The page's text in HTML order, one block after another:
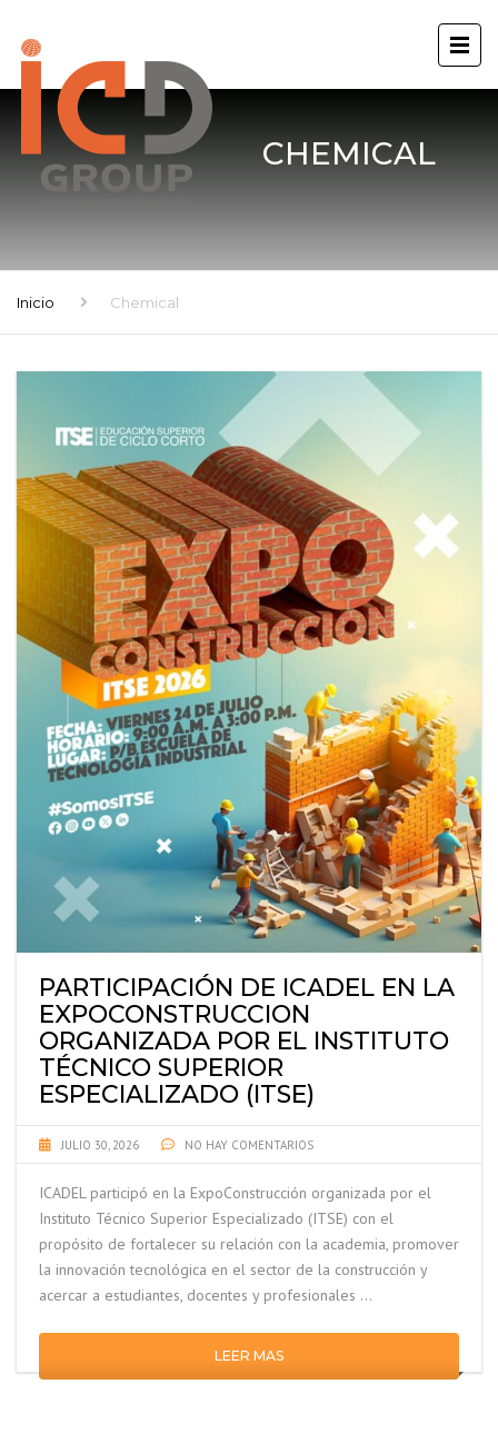
CHEMICAL
Inicio Chemical
PARTICIPACIÓN DE ICADEL EN LA
EXPOCONSTRUCCION
ORGANIZADA POR EL INSTITUTO
TÉCNICO SUPERIOR
ESPECIALIZADO (ITSE)
JULIO 30, 2026 NO HAY COMENTARIOS
ICADEL participó en la ExpoConstrucción organizada por el
Instituto Técnico Superior Especializado (ITSE) con el
propósito de fortalecer su relación con la academia, promover
la innovación tecnológica en el sector de la construcción y
acercar a estudiantes, docentes y profesionales …
LEER MAS